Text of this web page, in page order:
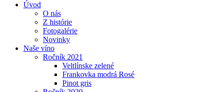
Úvod
O nás
Z histórie
Fotogalérie
Novinky
Naše víno
Ročník 2021
Veltlínske zelené
Frankovka modrá Rosé
Pinot gris